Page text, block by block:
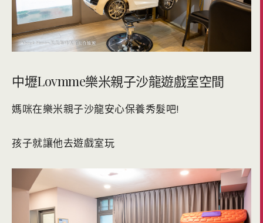
中壢Lovmme樂米親子沙龍遊戲室空間
媽咪在樂米親子沙龍安心保養秀髮吧!
孩子就讓他去遊戲室玩